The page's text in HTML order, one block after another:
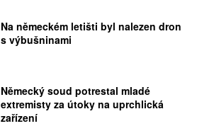
Na německém letišti byl nalezen dron
s výbušninami
Německý soud potrestal mladé
extremisty za útoky na uprchlická
zařízení